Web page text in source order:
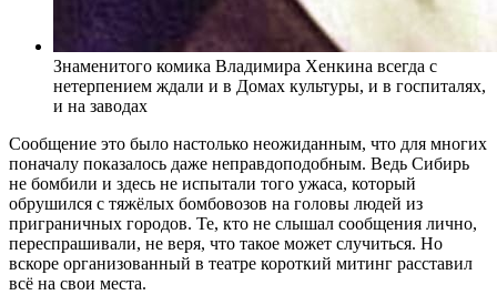
Знаменитого комика Владимира Хенкина всегда с
нетерпением ждали и в Домах культуры, и в госпиталях,
и на заводах
Сообщение это было настолько неожиданным, что для многих
поначалу показалось даже неправдоподобным. Ведь Сибирь
не бомбили и здесь не испытали того ужаса, который
обрушился с тяжёлых бомбовозов на головы людей из
приграничных городов. Те, кто не слышал сообщения лично,
переспрашивали, не веря, что такое может случиться. Но
вскоре организованный в театре короткий митинг расставил
всё на свои места.